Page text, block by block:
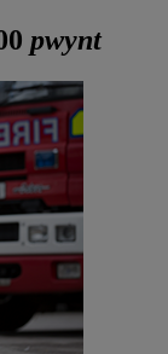
pwynt